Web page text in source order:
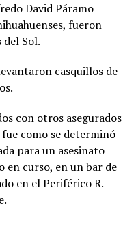
David Páramo
fueron
del Sol.
casquillos de
con otros asegurados
como se determinó
para un asesinato
en curso, en un bar de
en el Periférico R.